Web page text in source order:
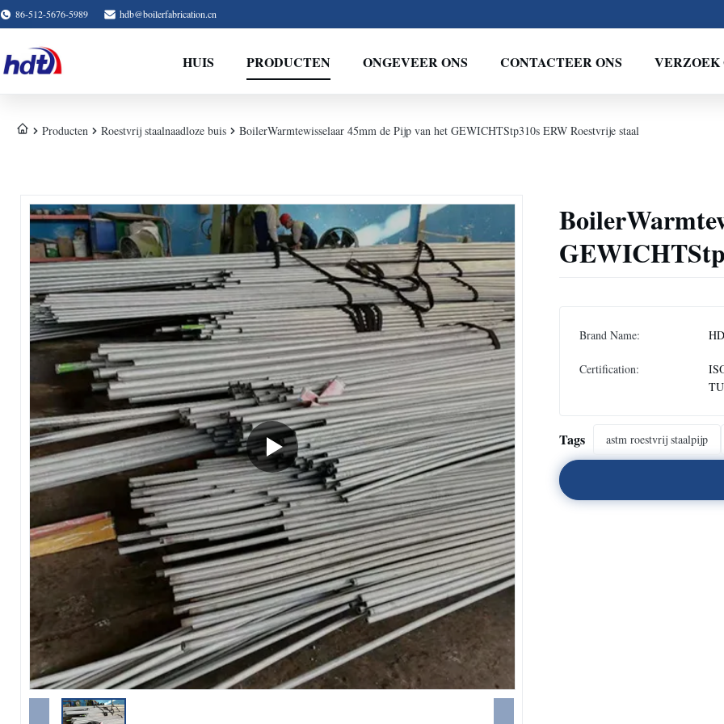
86-512-5676-5989 hdb@boilerfabrication.cn
HUIS PRODUCTEN ONGEVEER ONS CONTACTEER ONS VERZOEK
Producten Roestvrij staalnaadloze buis BoilerWarmtewisselaar 45mm de Pijp van het GEWICHTStp310s ERW Roestvrije staal
Brand Name:
Certification:
Tags astm roestvrij staalpijp